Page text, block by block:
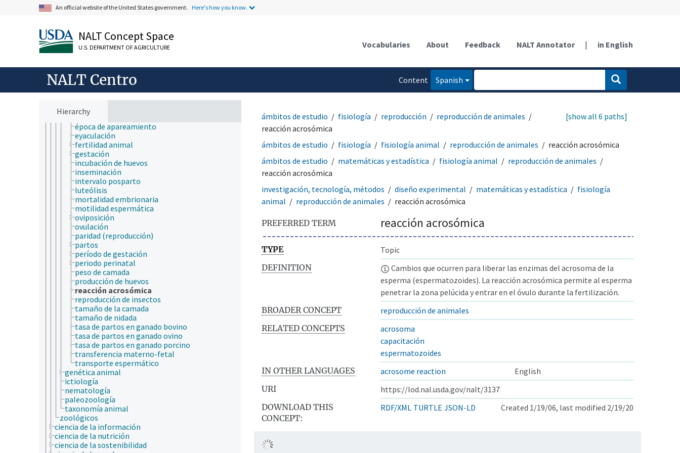
An official website of the United States government. Here's how you know.
NALT Concept Space
U.S. DEPARTMENT OF AGRICULTURE Vocabularies About Feedback NALT Annotator | in English
NALT Centro
Content
Spanish
Hierarchy
fisiología respiratoria
neurofisiología
reproducción de animales
ciclo menstrual
copulación
detección de estro
eclosión (óvulo)
época de apareamiento
eyaculación
fertilidad animal
gestación
incubación de huevos
inseminación
intervalo posparto
luteólisis
mortalidad embrionaria
motilidad espermática
oviposición
ovulación
paridad (reproducción)
partos
período de gestación
periodo perinatal
peso de camada
producción de huevos
reacción acrosómica
reproducción de insectos
tamaño de la camada
tamaño de nidada
tasa de partos en ganado bovino
tasa de partos en ganado ovino
tasa de partos en ganado porcino
transferencia materno-fetal
transporte espermático
genética animal
ictiología
nematología
paleozoología
taxonomía animal
zoológicos
ciencia de la información
ciencia de la nutrición
ciencia de la sostenibilidad
ámbitos de estudio fisiología reproducción
reproducción de animales
reacción acrosómica
[show all 6 paths]
ámbitos de estudio fisiología fisiología animal reproducción de animales
reacción acrosómica
ámbitos de estudio
matemáticas y estadística fisiología animal
reproducción de animales
reacción acrosómica
investigación, tecnología, métodos
diseño experimental matemáticas y estadística
fisiología
animal
reproducción de animales reacción acrosómica
PREFERRED TERM reacción acrosómica
TYPE
Topic
DEFINITION
Cambios que ocurren para liberar las enzimas del acrosoma de la
esperma (espermatozoides). La reacción acrosómica permite al esperma
penetrar la zona pelúcida y entrar en el óvulo durante la fertilización.
BROADER CONCEPT
reproducción de animales
RELATED CONCEPTS
acrosoma
capacitación
espermatozoides
IN OTHER LANGUAGES
acrosome reaction
English
URI
https://lod.nal.usda.gov/nalt/3137
DOWNLOAD THIS
CONCEPT:
RDF/XML TURTLE JSON-LD Created 1/19/06, last modified 2/19/20